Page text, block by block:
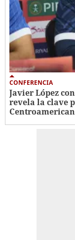
CONFERENCIA
Javier López
revela la clave